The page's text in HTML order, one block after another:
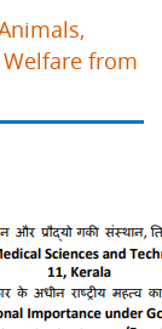
Welfare from